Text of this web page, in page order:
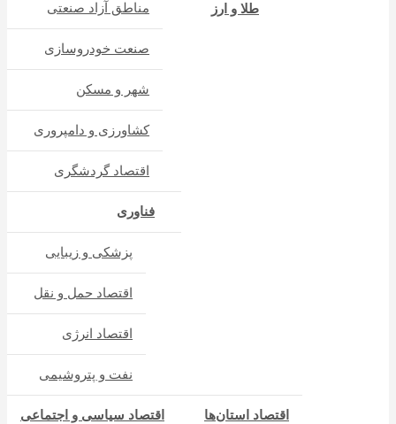
مناطق آزاد صنعتی
صنعت خودروسازی
شهر و مسکن
کشاورزی و دامپروری
اقتصاد گردشگری
طلا و ارز
فناوری
پزشکی و زیبایی
اقتصاد حمل و نقل
اقتصاد انرژی
نفت و پتروشیمی
اقتصاد سیاسی و اجتماعی اقتصاد استان‌ها